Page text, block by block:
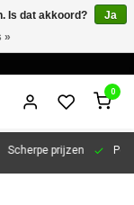
0
Scherpe prijzen
Is dat akkoord?
Ja
»